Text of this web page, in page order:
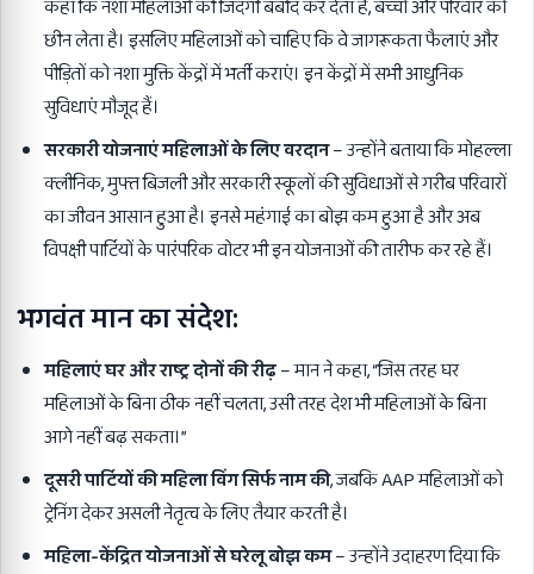
कहा कि नशा महिलाओं की जिंदगी बर्बाद कर देता है, बच्चों और परिवार को
छीन लेता है। इसलिए महिलाओं को चाहिए कि वे जागरूकता फैलाएं और
पीड़ितों को नशा मुक्ति केंद्रों में भर्ती कराएं। इन केंद्रों में सभी आधुनिक
सुविधाएं मौजूद हैं।
सरकारी योजनाएं महिलाओं के लिए वरदान– उन्होंने बताया कि मोहल्ला
क्लीनिक, मुफ्त बिजली और सरकारी स्कूलों की सुविधाओं से गरीब परिवारों
का जीवन आसान हुआ है। इनसे महंगाई का बोझ कम हुआ है और अब
विपक्षी पार्टियों के पारंपरिक वोटर भी इन योजनाओं की तारीफ कर रहे हैं।
भगवंत मान का संदेश:
महिलाएं घर और राष्ट्र दोनों की रीढ़– मान ने कहा, “जिस तरह घर
महिलाओं के बिना ठीक नहीं चलता, उसी तरह देश भी महिलाओं के बिना
आगे नहीं बढ़ सकता।”
दूसरी पार्टियों की महिला विंग सिर्फ नाम की, जबकि AAP महिलाओं को
ट्रेनिंग देकर असली नेतृत्व के लिए तैयार करती है।
महिला-केंद्रित योजनाओं से घरेलू बोझ कम– उन्होंने उदाहरण दिया कि